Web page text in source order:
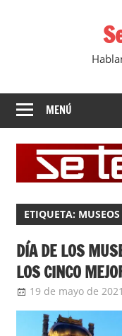
MENÚ
ETIQUETA: MUSEOS
DÍA DE LOS
LOS CINCO
19 de mayo de 2021